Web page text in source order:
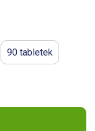
90 tabletek